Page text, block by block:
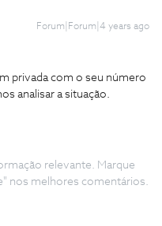
Forum|Forum|4 years ago
privada com o seu número
analisar a situação.
relevante. Marque
nos melhores comentários.